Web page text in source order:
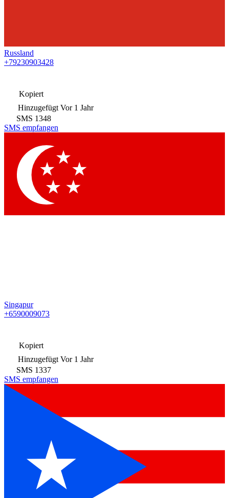
Russland
+79230903428
Kopiert
Hinzugefügt Vor 1 Jahr
SMS 1348
SMS empfangen
Singapur
+6590009073
Kopiert
Hinzugefügt Vor 1 Jahr
SMS 1337
SMS empfangen